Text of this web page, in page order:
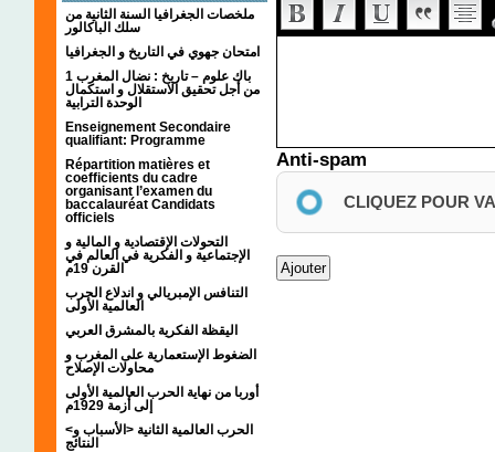
ملخصات الجغرافيا السنة الثانية من
سلك الباكالور
امتحان جهوي في التاريخ و الجغرافيا
1 باك علوم – تاريخ : نضال المغرب
من أجل تحقيق الاستقلال و استكمال
الوحدة الترابية
Enseignement Secondaire
qualifiant: Programme
Répartition matières et
coefficients du cadre
organisant l’examen du
baccalauréat Candidats
officiels
التحولات الإقتصادية و المالية و
الإجتماعية و الفكرية في العالم في
القرن 19م
التنافس الإمبريالي و اندلاع الحرب
العالمية الأولى
اليقظة الفكرية بالمشرق العربي
الضغوط الإستعمارية على المغرب و
محاولات الإصلاح
أوربا من نهاية الحرب العالمية الأولى
إلى أزمة 1929م
<الحرب العالمية الثانية <الأسباب و
النتائج
Anti-spam
CLIQUEZ POUR